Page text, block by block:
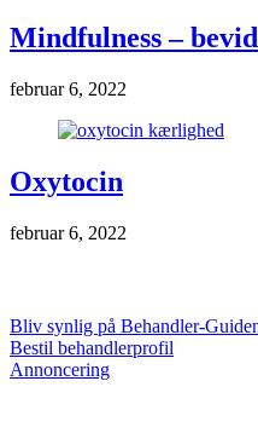
Mindfulness –
februar 6, 2022
Oxytocin
februar 6, 2022
Bliv synlig på Behandler-
Bestil behandlerprofil
Annoncering